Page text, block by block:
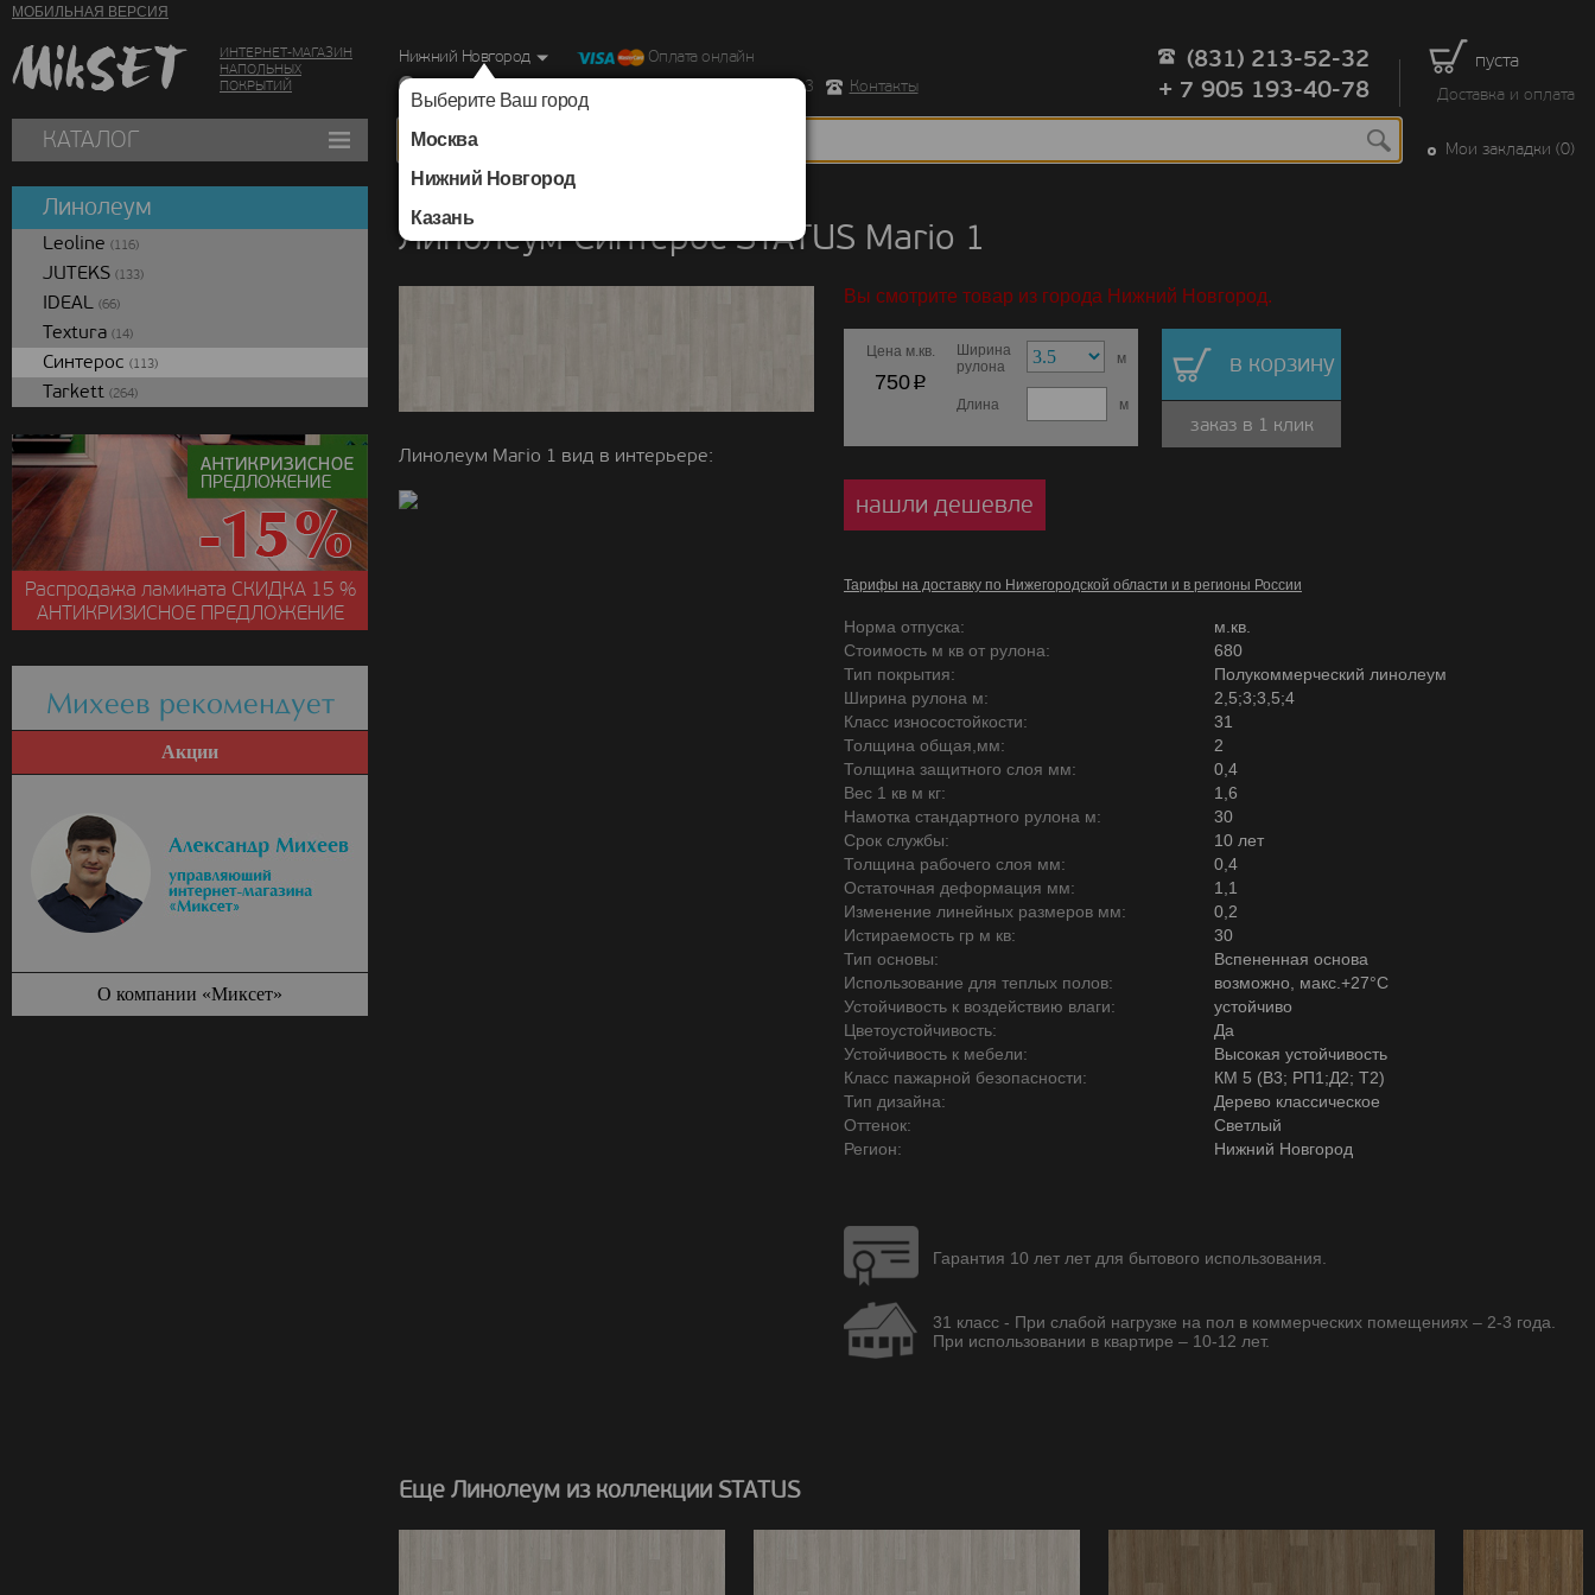
МОБИЛЬНАЯ ВЕРСИЯ
ИНТЕРНЕТ-МАГАЗИН
НАПОЛЬНЫХ
ПОКРЫТИЙ
пуста
Доставка и оплата
Нижний Новгород
Выберите Ваш город
Москва
Нижний Новгород
Казань
Оплата онлайн
г. Нижний Новгород, Ул. Республиканская д.43 корпус 3
Контакты
(831) 213-52-32
+ 7 905 193-40-78
КАТАЛОГ Мои закладки (0)
Линолеум Синтерос STATUS Mario 1
Линолеум Mario 1 вид в интерьере:
Вы смотрите товар из города Нижний Новгород.
Цена м.кв.
750p
Ширина
рулона
м
Длина м
в корзину
заказ в 1 клик
нашли дешевле
Тарифы на доставку по Нижегородской области и в регионы России
Норма отпуска:
м.кв.
Стоимость м кв от рулона:
680
Тип покрытия:
Полукоммерческий линолеум
Ширина рулона м:
2,5;3;3,5;4
Класс износостойкости:
31
Толщина общая,мм:
2
Толщина защитного слоя мм:
0,4
Вес 1 кв м кг:
1,6
Намотка стандартного рулона м:
30
Срок службы:
10 лет
Толщина рабочего слоя мм:
0,4
Остаточная деформация мм:
1,1
Изменение линейных размеров мм:
0,2
Истираемость гр м кв:
30
Тип основы:
Вспененная основа
Использование для теплых полов:
возможно, макс.+27°С
Устойчивость к воздействию влаги:
устойчиво
Цветоустойчивость:
Да
Устойчивость к мебели:
Высокая устойчивость
Класс пажарной безопасности:
КМ 5 (В3; РП1;Д2; Т2)
Тип дизайна:
Дерево классическое
Оттенок:
Светлый
Регион:
Нижний Новгород
Гарантия 10 лет лет для бытового использования.
31 класс - При слабой нагрузке на пол в коммерческих помещениях – 2-3 года.
При использовании в квартире – 10-12 лет.
Еще Линолеум из коллекции STATUS
Линолеум
Leoline (116)
JUTEKS (133)
IDEAL (66)
Textura (14)
Синтерос (113)
Tarkett (264)
Распродажа ламината СКИДКА15 %
АНТИКРИЗИСНОЕ ПРЕДЛОЖЕНИЕ
Михеев рекомендует
Акции
О компании «Миксет»